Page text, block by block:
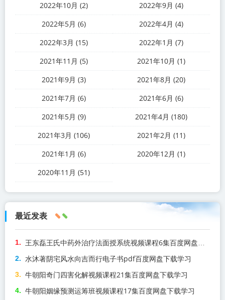
2022年10月 (2)
2022年9月 (4)
2022年5月 (6)
2022年4月 (4)
2022年3月 (15)
2022年1月 (7)
2021年11月 (5)
2021年10月 (1)
2021年9月 (3)
2021年8月 (20)
2021年7月 (6)
2021年6月 (6)
2021年5月 (9)
2021年4月 (180)
2021年3月 (106)
2021年2月 (11)
2021年1月 (6)
2020年12月 (1)
2020年11月 (51)
最近发表
水沐著阴宅风水向吉而行电子书pdf百度网盘下载学习
牛朝阳奇门四害化解视频课程21集百度网盘下载学习
牛朝阳姻缘预测运筹班视频课程17集百度网盘下载学习